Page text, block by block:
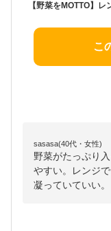
こ
sasasa(40代・女性)
野菜がたっぷり
やすい。レンジ
凝っていていい。